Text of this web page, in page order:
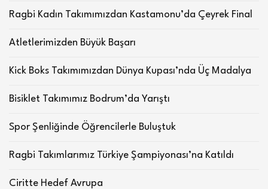
Ragbi Kadın Takımımızdan Kastamonu’da Çeyrek Final
Atletlerimizden Büyük Başarı
Kick Boks Takımımızdan Dünya Kupası’nda Üç Madalya
Bisiklet Takımımız Bodrum’da Yarıştı
Spor Şenliğinde Öğrencilerle Buluştuk
Ragbi Takımlarımız Türkiye Şampiyonası’na Katıldı
Ciritte Hedef Avrupa